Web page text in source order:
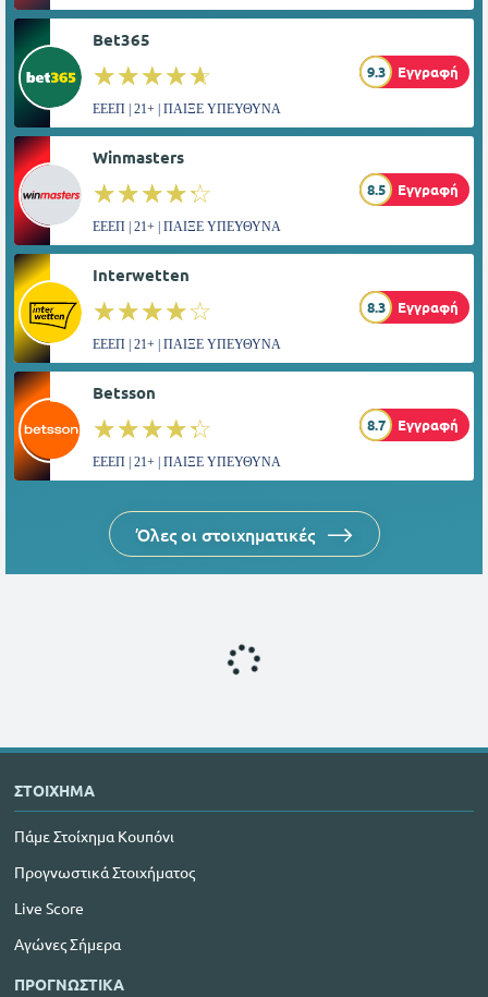
Bet365
☆☆☆☆☆
★★★★★ 9.3 Εγγραφή
ΕΕΕΠ | 21+ | ΠΑΙΞΕ ΥΠΕΥΘΥΝΑ
Winmasters
☆☆☆☆☆
★★★★★ 8.5 Εγγραφή
ΕΕΕΠ | 21+ | ΠΑΙΞΕ ΥΠΕΥΘΥΝΑ
Interwetten
☆☆☆☆☆
★★★★★ 8.3 Εγγραφή
ΕΕΕΠ | 21+ | ΠΑΙΞΕ ΥΠΕΥΘΥΝΑ
Betsson
☆☆☆☆☆
★★★★★ 8.7 Εγγραφή
ΕΕΕΠ | 21+ | ΠΑΙΞΕ ΥΠΕΥΘΥΝΑ
Όλες οι στοιχηματικές
ΣΤΟΙΧΗΜΑ
Πάμε Στοίχημα Κουπόνι
Προγνωστικά Στοιχήματος
Live Score
Αγώνες Σήμερα
ΠΡΟΓΝΩΣΤΙΚΑ